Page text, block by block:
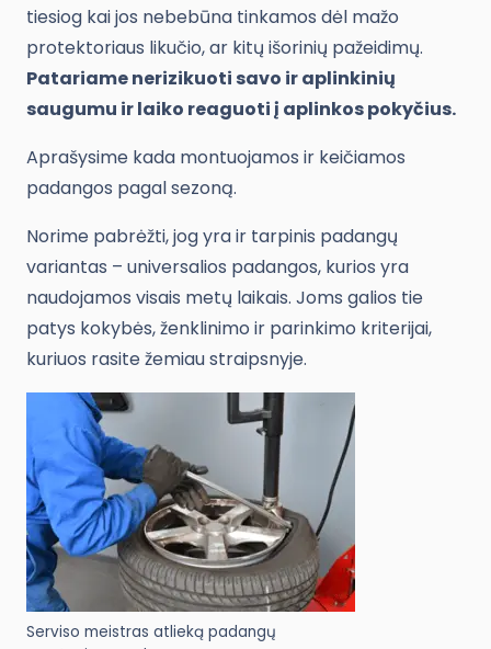
tiesiog kai jos nebebūna tinkamos dėl mažo
protektoriaus likučio, ar kitų išorinių pažeidimų.
Patariame nerizikuoti savo ir aplinkinių
saugumu ir laiko reaguoti į aplinkos pokyčius.
Aprašysime kada montuojamos ir keičiamos
padangos pagal sezoną.
Norime pabrėžti, jog yra ir tarpinis padangų
variantas – universalios padangos, kurios yra
naudojamos visais metų laikais. Joms galios tie
patys kokybės, ženklinimo ir parinkimo kriterijai,
kuriuos rasite žemiau straipsnyje.
Serviso meistras atlieką padangų